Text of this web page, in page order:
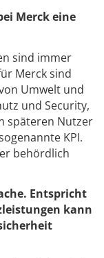
Merck eine
sind immer
Merck sind
Umwelt und
und Security,
späteren Nutzer
KPI.
behördlich
Entspricht
kann